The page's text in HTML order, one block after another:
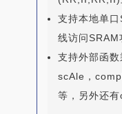
支持本地单
线访问SRAM
支持外部函
scAle，
等，另外还